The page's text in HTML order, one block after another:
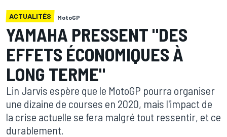
ACTUALITÉS MotoGP
YAMAHA PRESSENT "DES
EFFETS ÉCONOMIQUES À
LONG TERME"
Lin Jarvis espère que le MotoGP pourra organiser
une dizaine de courses en 2020, mais l'impact de
la crise actuelle se fera malgré tout ressentir, et ce
durablement.